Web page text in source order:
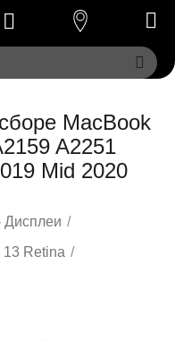
MacBook
A2251
Mid 2020
Дисплеи /
13 Retina /